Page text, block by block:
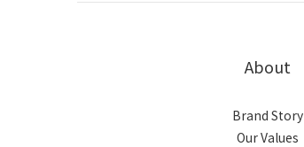
About
Brand Story
Our Values